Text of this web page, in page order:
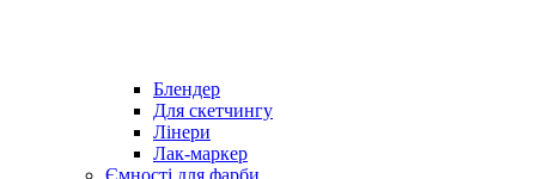
Блендер
Для скетчингу
Лінери
Лак-маркер
Ємності для фарби